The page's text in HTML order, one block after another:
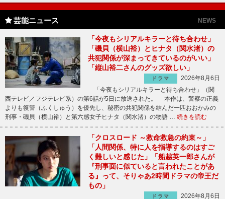
芸能ニュース NEWS
「今夜もシリアルキラーと待ち合わせ」
「磯貝（横山裕）とヒナタ（関水渚）の
共犯関係が深まってきているのがいい」
「縦山裕二さんのグッズ欲しい」
ドラマ
2026年8月6日
「今夜もシリアルキラーと待ち合わせ」（関
西テレビ／フジテレビ系）の第6話が5日に放送された。 本作は、警察の正義
よりも復讐（ふくしゅう）を優先し、秘密の共犯関係を結んだ一匹おおかみの
刑事・磯貝（横山裕）と第六感女子ヒナタ（関水渚）の物語 … 続きを読む
「クロスロード ～救命救急の約束～」
「人間関係、特に人を指導するのはすご
く難しいと感じた」「船越英一郎さんが
『刑事面に似ていると言われたことがあ
る』って、そりゃあ2時間ドラマの帝王だ
もの」
ドラマ
2026年8月6日